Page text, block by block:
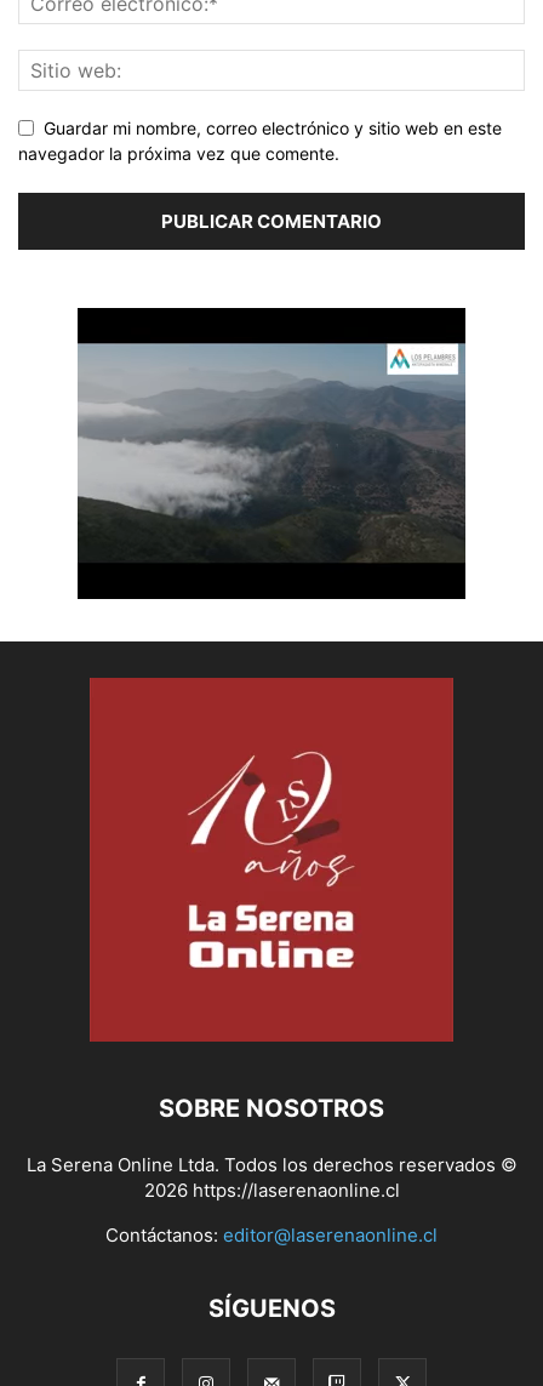
Guardar mi nombre, correo electrónico y sitio web en este
navegador la próxima vez que comente.
SOBRE NOSOTROS
La Serena Online Ltda. Todos los derechos reservados ©
2026 https://laserenaonline.cl
Contáctanos: editor@laserenaonline.cl
SÍGUENOS